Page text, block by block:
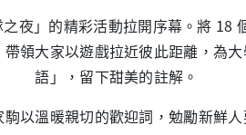
夜」的精彩活動拉開序幕。將 18
領大家以遊戲拉近彼此距離，為
語」，留下甜美的註解。
以溫暖親切的歡迎詞，勉勵新鮮